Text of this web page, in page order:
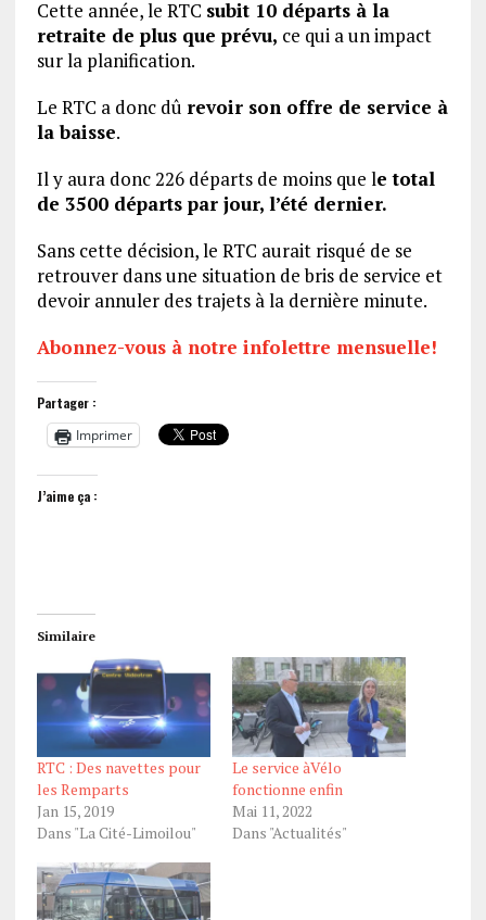
Cette année, le RTC subit 10 départs à la
retraite de plus que prévu, ce qui a un impact
sur la planification.
Le RTC a donc dû revoir son offre de service à
la baisse.
Il y aura donc 226 départs de moins que le total
de 3500 départs par jour, l’été dernier.
Sans cette décision, le RTC aurait risqué de se
retrouver dans une situation de bris de service et
devoir annuler des trajets à la dernière minute.
Abonnez-vous à notre infolettre mensuelle!
Partager :
Imprimer
J’aime ça :
Similaire
RTC : Des navettes pour
les Remparts
Jan 15, 2019
Dans "La Cité-Limoilou"
Le service àVélo
fonctionne enfin
Mai 11, 2022
Dans "Actualités"